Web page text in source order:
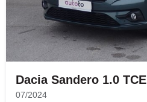
Dacia Sandero 1.0 TCE
07/2024